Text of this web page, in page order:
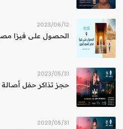
12‏/06‏/2023
الحصول على فيزا مصر
31‏/05‏/2023
حجز تذاكر حفل أصالة نصري
31‏/05‏/2023